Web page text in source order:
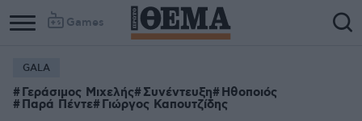
Games
GALA
Γεράσιμος Μιχελής Συνέντευξη Ηθοποιός
Παρά Πέντε Γιώργος Καπουτζίδης